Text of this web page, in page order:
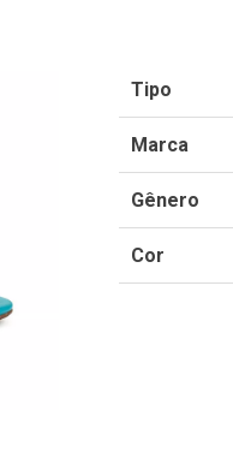
Tipo
Marca
Gênero
Cor